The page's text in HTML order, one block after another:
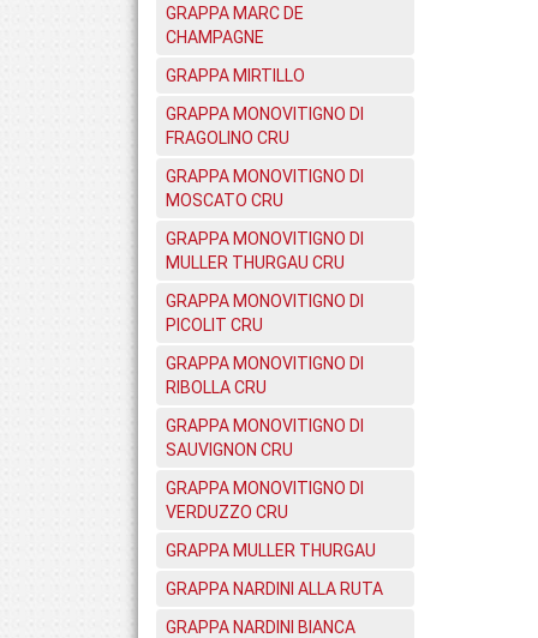
GRAPPA MARC DE
CHAMPAGNE
GRAPPA MIRTILLO
GRAPPA MONOVITIGNO DI
FRAGOLINO CRU
GRAPPA MONOVITIGNO DI
MOSCATO CRU
GRAPPA MONOVITIGNO DI
MULLER THURGAU CRU
GRAPPA MONOVITIGNO DI
PICOLIT CRU
GRAPPA MONOVITIGNO DI
RIBOLLA CRU
GRAPPA MONOVITIGNO DI
SAUVIGNON CRU
GRAPPA MONOVITIGNO DI
VERDUZZO CRU
GRAPPA MULLER THURGAU
GRAPPA NARDINI ALLA RUTA
GRAPPA NARDINI BIANCA